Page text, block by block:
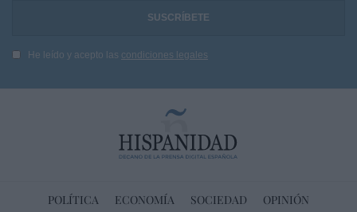
He leído y acepto las condiciones legales
POLÍTICA ECONOMÍA SOCIEDAD OPINIÓN